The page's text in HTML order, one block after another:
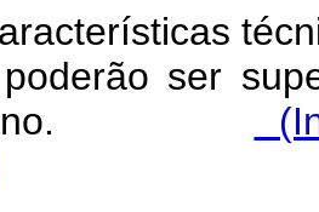
ser
Plano.